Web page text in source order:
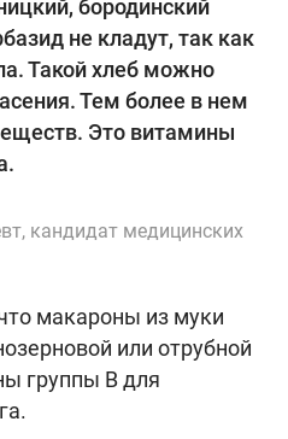
бородинский
не кладут, так как
Такой хлеб можно
Тем более в нем
Это витамины
кандидат медицинских
макароны из муки
или отрубной
группы В для